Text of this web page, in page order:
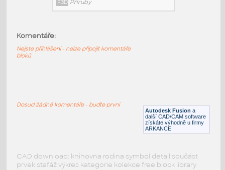
Příruby
Autodesk Fusion a
další CAD/CAM software
získáte výhodně u firmy
ARKANCE
Komentáře:
Nejste přihlášeni - nelze připojit komentáře
bloků
Dosud žádné komentáře - buďte první
CAD download: knihovna rodina symbol detail součást
prvek stafáž výkres kategorie kolekce free block library